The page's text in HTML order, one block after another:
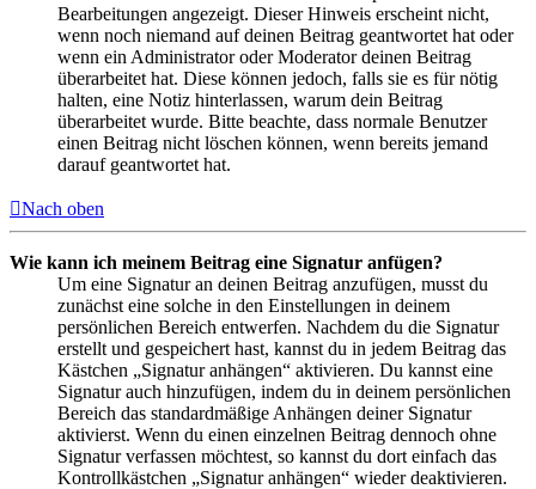
Bearbeitungen angezeigt. Dieser Hinweis erscheint nicht,
wenn noch niemand auf deinen Beitrag geantwortet hat oder
wenn ein Administrator oder Moderator deinen Beitrag
überarbeitet hat. Diese können jedoch, falls sie es für nötig
halten, eine Notiz hinterlassen, warum dein Beitrag
überarbeitet wurde. Bitte beachte, dass normale Benutzer
einen Beitrag nicht löschen können, wenn bereits jemand
darauf geantwortet hat.
Nach oben
Wie kann ich meinem Beitrag eine Signatur anfügen?
Um eine Signatur an deinen Beitrag anzufügen, musst du
zunächst eine solche in den Einstellungen in deinem
persönlichen Bereich entwerfen. Nachdem du die Signatur
erstellt und gespeichert hast, kannst du in jedem Beitrag das
Kästchen „Signatur anhängen“ aktivieren. Du kannst eine
Signatur auch hinzufügen, indem du in deinem persönlichen
Bereich das standardmäßige Anhängen deiner Signatur
aktivierst. Wenn du einen einzelnen Beitrag dennoch ohne
Signatur verfassen möchtest, so kannst du dort einfach das
Kontrollkästchen „Signatur anhängen“ wieder deaktivieren.